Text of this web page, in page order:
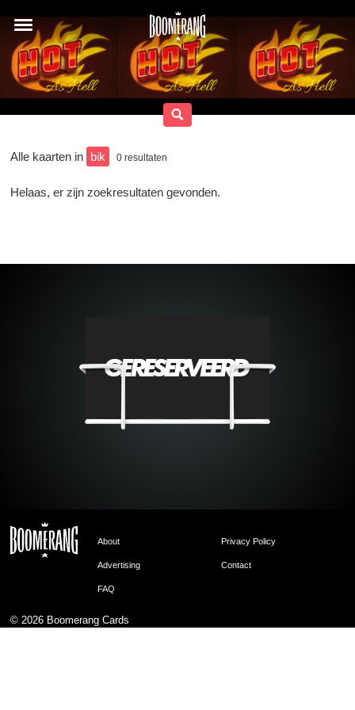
Alle kaarten in bik 0 resultaten
Helaas, er zijn zoekresultaten gevonden.
About Privacy Policy
Advertising Contact
FAQ
© 2026 Boomerang Cards